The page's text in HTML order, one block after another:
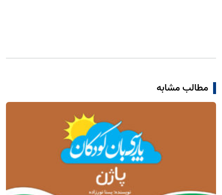
مطالب مشابه